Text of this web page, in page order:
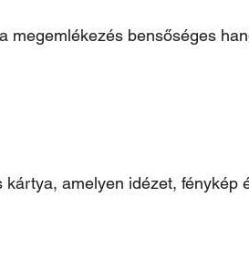
megemlékezés bensőséges
amelyen idézet, fénykép